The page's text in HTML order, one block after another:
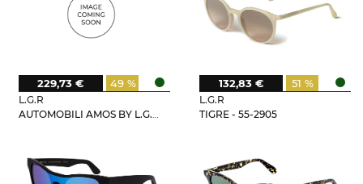
L.G.R
AUTOMOBILI AMOS BY L.G.R - 68-4036
49 %
229,73 €
L.G.R
TIGRE - 55-2905
51 %
132,83 €